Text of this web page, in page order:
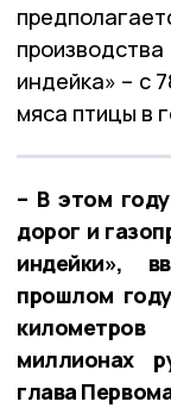
индейка» – с
мяса птицы в
– В этом
дорог и
индейки»,
прошлом
миллионах
глава